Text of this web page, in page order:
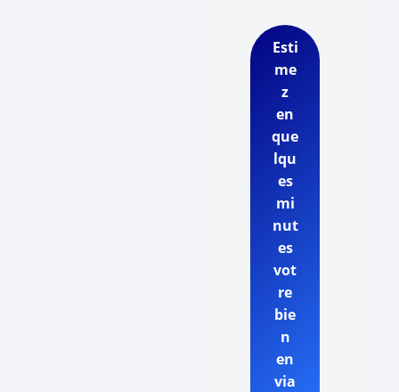
Esti
me
z
en
que
lqu
es
mi
nut
es
vot
re
bie
n
en
via